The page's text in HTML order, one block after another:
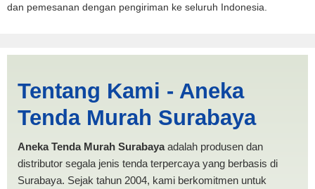
dan pemesanan dengan pengiriman ke seluruh Indonesia.
PRODUKSI ANEKA TENDA
MURAH
Tentang Kami - Aneka
Tenda Murah Surabaya
Aneka Tenda Murah Surabayaadalah produsen dan
distributor segala jenis tenda terpercaya yang berbasis di
Surabaya. Sejak tahun 2004, kami berkomitmen untuk